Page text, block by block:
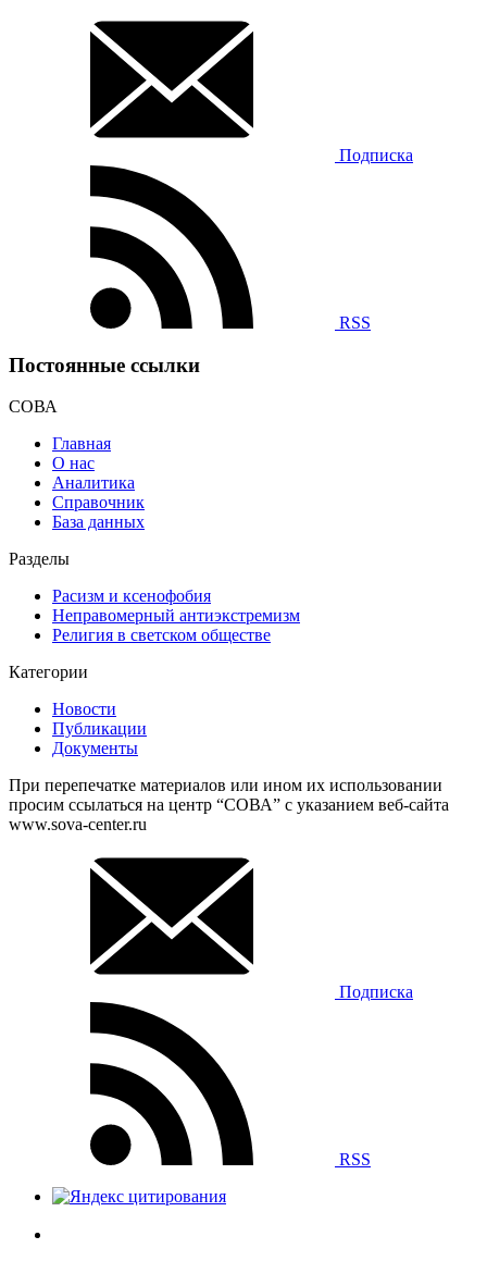
Подписка
RSS
Постоянные ссылки
СОВА
Главная
О нас
Аналитика
Справочник
База данных
Разделы
Расизм и ксенофобия
Неправомерный антиэкстремизм
Религия в светском обществе
Категории
Новости
Публикации
Документы
При перепечатке материалов или ином их использовании
просим ссылаться на центр “СОВА” с указанием веб-сайта
www.sova-center.ru
Подписка
RSS